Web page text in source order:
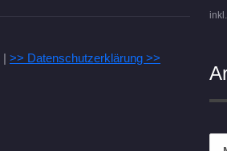
| >> Datenschutzerklärung >>